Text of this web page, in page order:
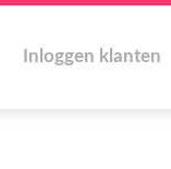
Inloggen klanten